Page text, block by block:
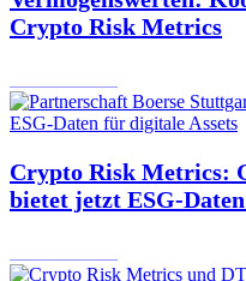
Crypto Risk Metrics
Crypto Risk Metrics:
bietet jetzt ESG-